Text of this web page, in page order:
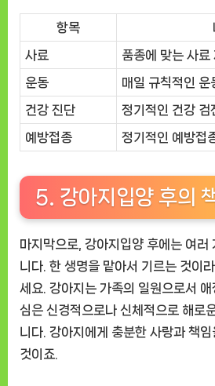
항목
사료
품종에 맞는 사료
운동
매일 규칙적인 운
건강 진단
정기적인 건강 검
예방접종
정기적인 예방접
5. 강아지입양 후의
마지막으로, 강아지입양 후에는 여러
니다. 한 생명을 맡아서 기르는 것이
세요. 강아지는 가족의 일원으로서
심은 신경적으로나 신체적으로 해로
니다. 강아지에게 충분한 사랑과 책
것이죠.